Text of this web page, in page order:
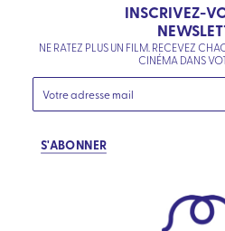
INSCRIVEZ-
NE RATEZ PLUS UN FILM. RECEVEZ
CINÉMA DANS
S'ABONNER